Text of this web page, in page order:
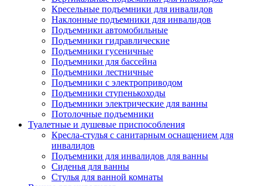
Кресельные подъемники для инвалидов
Наклонные подъемники для инвалидов
Подъемники автомобильные
Подъемники гидравлические
Подъемники гусеничные
Подъемники для бассейна
Подъемники лестничные
Подъемники с электроприводом
Подъемники ступенькоходы
Подъемники электрические для ванны
Потолочные подъемники
Туалетные и душевые приспособления
Кресла-стулья с санитарным оснащением для
инвалидов
Подъемники для инвалидов для ванны
Сиденья для ванны
Стулья для ванной комнаты